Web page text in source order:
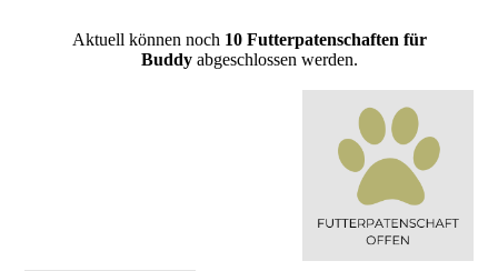
Aktuell können noch 10Futterpatenschaften für
Buddy abgeschlossen werden.